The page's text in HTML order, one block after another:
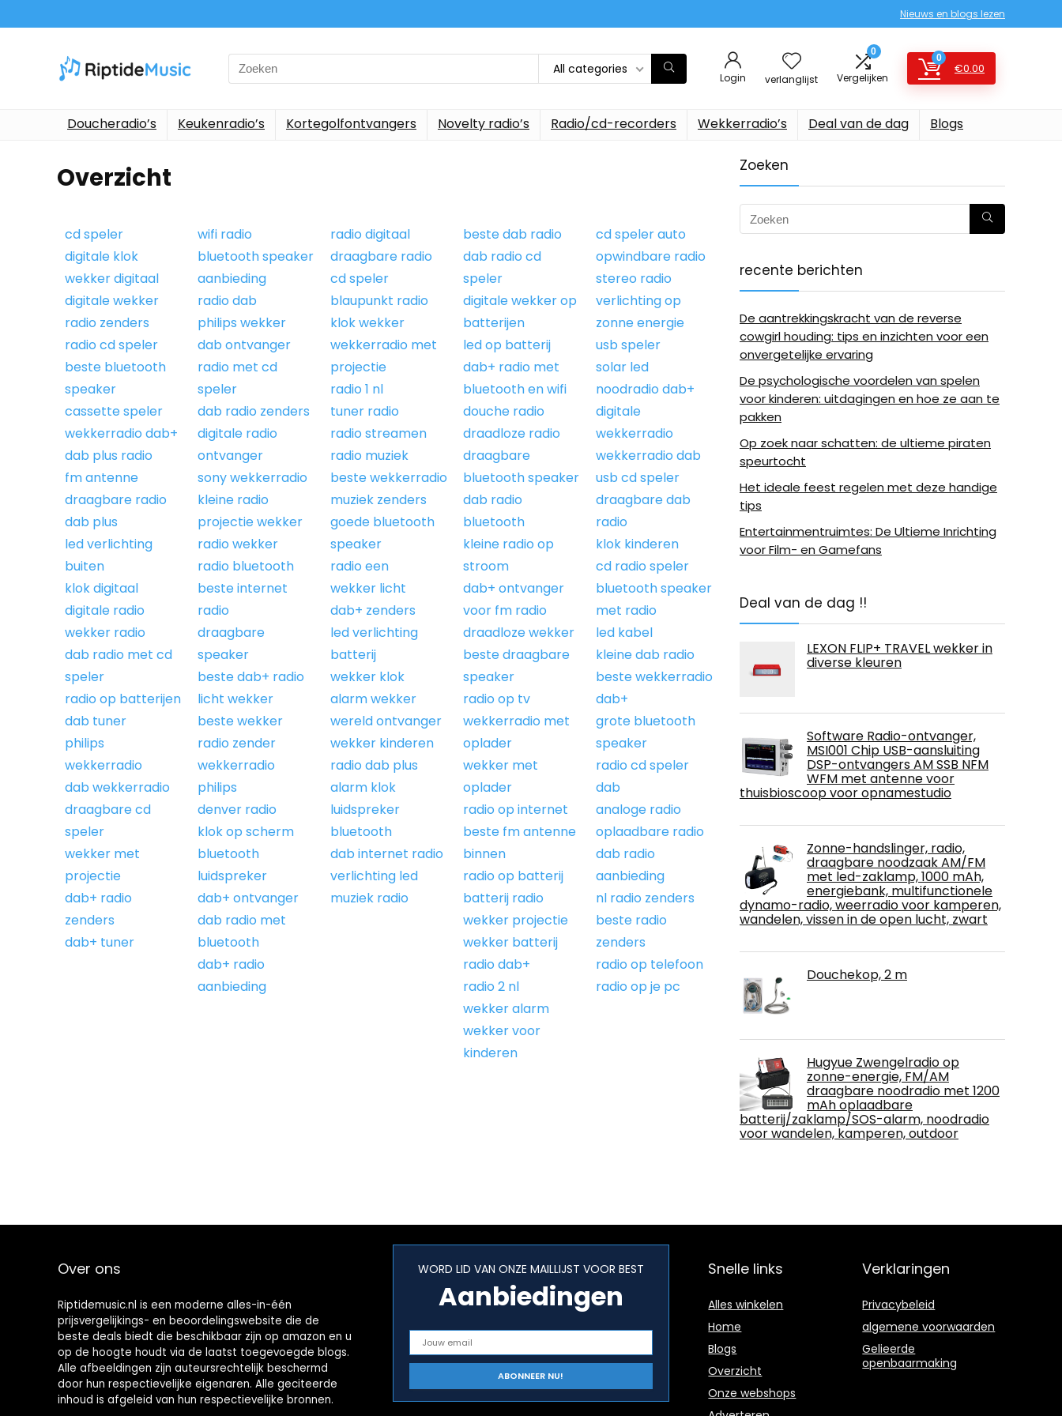
Nieuws en blogs lezen
All categories
Login verlanglijst
0
Vergelijken
0
€0.00
Doucheradio’s Keukenradio’s Kortegolfontvangers Novelty radio’s Radio/cd-recorders Wekkerradio’s Deal van de dag Blogs
Overzicht
cd speler
digitale klok
wekker digitaal
digitale wekker
radio zenders
radio cd speler
beste bluetooth
speaker
cassette speler
wekkerradio dab+
dab plus radio
fm antenne
draagbare radio
dab plus
led verlichting
buiten
klok digitaal
digitale radio
wekker radio
dab radio met cd
speler
radio op batterijen
dab tuner
philips
wekkerradio
dab wekkerradio
draagbare cd
speler
wekker met
projectie
dab+ radio
zenders
dab+ tuner
wifi radio
bluetooth speaker
aanbieding
radio dab
philips wekker
dab ontvanger
radio met cd
speler
dab radio zenders
digitale radio
ontvanger
sony wekkerradio
kleine radio
projectie wekker
radio wekker
radio bluetooth
beste internet
radio
draagbare
speaker
beste dab+ radio
licht wekker
beste wekker
radio zender
wekkerradio
philips
denver radio
klok op scherm
bluetooth
luidspreker
dab+ ontvanger
dab radio met
bluetooth
dab+ radio
aanbieding
radio digitaal
draagbare radio
cd speler
blaupunkt radio
klok wekker
wekkerradio met
projectie
radio 1 nl
tuner radio
radio streamen
radio muziek
beste wekkerradio
muziek zenders
goede bluetooth
speaker
radio een
wekker licht
dab+ zenders
led verlichting
batterij
wekker klok
alarm wekker
wereld ontvanger
wekker kinderen
radio dab plus
alarm klok
luidspreker
bluetooth
dab internet radio
verlichting led
muziek radio
beste dab radio
dab radio cd
speler
digitale wekker op
batterijen
led op batterij
dab+ radio met
bluetooth en wifi
douche radio
draadloze radio
draagbare
bluetooth speaker
dab radio
bluetooth
kleine radio op
stroom
dab+ ontvanger
voor fm radio
draadloze wekker
beste draagbare
speaker
radio op tv
wekkerradio met
oplader
wekker met
oplader
radio op internet
beste fm antenne
binnen
radio op batterij
batterij radio
wekker projectie
wekker batterij
radio dab+
radio 2 nl
wekker alarm
wekker voor
kinderen
cd speler auto
opwindbare radio
stereo radio
verlichting op
zonne energie
usb speler
solar led
noodradio dab+
digitale
wekkerradio
wekkerradio dab
usb cd speler
draagbare dab
radio
klok kinderen
cd radio speler
bluetooth speaker
met radio
led kabel
kleine dab radio
beste wekkerradio
dab+
grote bluetooth
speaker
radio cd speler
dab
analoge radio
oplaadbare radio
dab radio
aanbieding
nl radio zenders
beste radio
zenders
radio op telefoon
radio op je pc
Zoeken
recente berichten
De aantrekkingskracht van de reverse
cowgirl houding: tips en inzichten voor een
onvergetelijke ervaring
De psychologische voordelen van spelen
voor kinderen: uitdagingen en hoe ze aan te
pakken
Op zoek naar schatten: de ultieme piraten
speurtocht
Het ideale feest regelen met deze handige
tips
Entertainmentruimtes: De Ultieme Inrichting
voor Film- en Gamefans
Deal van de dag !!
LEXON FLIP+ TRAVEL wekker in
diverse kleuren
Software Radio-ontvanger,
MSI001 Chip USB-aansluiting
DSP-ontvangers AM SSB NFM
WFM met antenne voor
thuisbioscoop voor opnamestudio
Zonne-handslinger, radio,
draagbare noodzaak AM/FM
met led-zaklamp, 1000 mAh,
energiebank, multifunctionele
dynamo-radio, weerradio voor kamperen,
wandelen, vissen in de open lucht, zwart
Douchekop, 2 m
Hugyue Zwengelradio op
zonne-energie, FM/AM
draagbare noodradio met 1200
mAh oplaadbare
batterij/zaklamp/SOS-alarm, noodradio
voor wandelen, kamperen, outdoor
Over ons
Riptidemusic.nl is een moderne alles-in-één
prijsvergelijkings- en beoordelingswebsite die de
beste deals biedt die beschikbaar zijn op amazon en u
op de hoogte houdt via de laatst toegevoegde blogs.
Alle afbeeldingen zijn auteursrechtelijk beschermd
door hun respectievelijke eigenaren. Alle geciteerde
inhoud is afgeleid van hun respectievelijke bronnen.
WORD LID VAN ONZE MAILLIJST VOOR BEST
Aanbiedingen
Snelle links
Alles winkelen
Home
Blogs
Overzicht
Onze webshops
Verklaringen
Privacybeleid
algemene voorwaarden
Gelieerde
openbaarmaking